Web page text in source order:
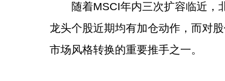
随着MSCI年内三次扩容临近，北
龙头个股近期均有加仓动作，而对
市场风格转换的重要推手之一。